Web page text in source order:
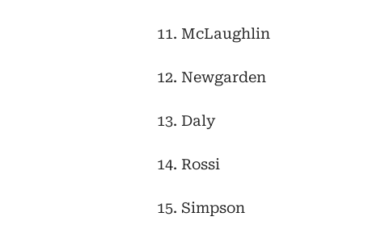
11. McLaughlin
12. Newgarden
13. Daly
14. Rossi
15. Simpson